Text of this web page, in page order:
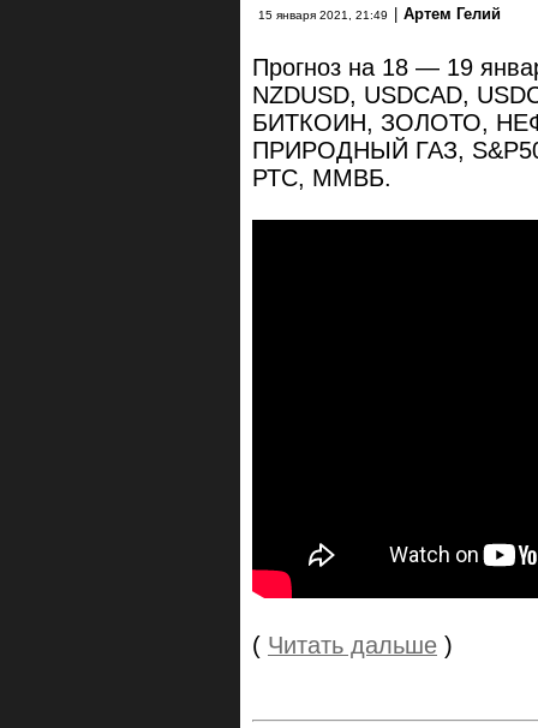
15 января 2021, 21:49 | Артем Гелий
Прогноз на 18 — 19
NZDUSD, USDCAD,
БИТКОИН, ЗОЛОТО,
ПРИРОДНЫЙ ГАЗ,
РТС, ММВБ.
( Читать дальше )